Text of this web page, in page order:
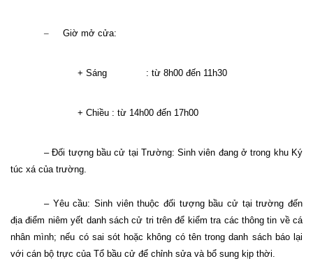
– Giờ mở cửa:
+ Sáng : từ 8h00 đến 11h30
+ Chiều : từ 14h00 đến 17h00
– Đối tượng bầu cử tại Trường: Sinh viên đang ở trong khu Ký
túc xá của trường.
– Yêu cầu: Sinh viên thuộc đối tượng bầu cử tại trường đến
địa điểm niêm yết danh sách cử tri trên để kiểm tra các thông tin về cá
nhân mình; nếu có sai sót hoặc không có tên trong danh sách báo lại
với cán bộ trực của Tổ bầu cử để chỉnh sửa và bổ sung kịp thời.